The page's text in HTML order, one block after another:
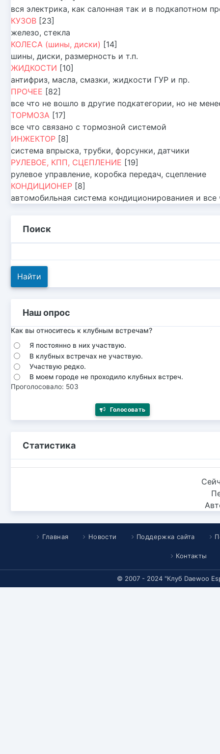
вся электрика, как салонная так и в подкапотном
КУЗОВ [23]
железо, стекла
КОЛЕСА (шины, диски) [14]
шины, диски, размерность и т.п.
ЖИДКОСТИ [10]
антифриз, масла, смазки, жидкости ГУР и пр.
ПРОЧЕЕ [82]
все что не вошло в другие подкатегории, но не
ТОРМОЗА [17]
все что связано с тормозной системой
ИНЖЕКТОР [8]
система впрыска, трубки, форсунки, датчики
РУЛЕВОЕ, КПП, СЦЕПЛЕНИЕ [19]
рулевое управление, коробка передач, сцепление
КОНДИЦИОНЕР [8]
автомобильная система кондиционированиея и все
Поиск
Наш опрос
Как вы относитесь к клубным встречам?
Я постоянно в них участвую.
В клубных встречах не участвую.
Участвую редко.
В моем городе не проходило клубных встреч.
Проголосовало: 503
Голосовать
Статистика
Главная Новости Поддержка сайта
Контакты
© 2007 - 2024 "Клуб Daewoo